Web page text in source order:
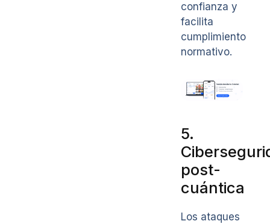
confianza y
facilita
cumplimiento
normativo.
5.
post-
cuántica
Los ataques